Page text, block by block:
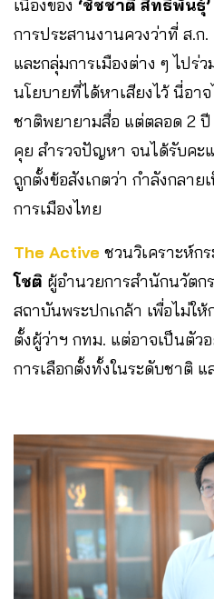
เนื่องของ ‘ชัชชาติ สิทธิพันธุ์’
การประสานงานควงว่าที่ ส.ก
และกลุ่มการเมืองต่าง ๆ ไปร่
นโยบายที่ได้หาเสียงไว้ นี่อา
ชาติพยายามสื่อ แต่ตลอด 2
คุย สำรวจปัญหา จนได้รับคะ
ถูกตั้งข้อสังเกตว่า กำลังกลา
การเมืองไทย
The Active ชวนวิเคราะห์ก
โชติ ผู้อำนวยการสำนักนวัตก
สถาบันพระปกเกล้า เพื่อไม่ให้
ตั้งผู้ว่าฯ กทม. แต่อาจเป็นตัว
การเลือกตั้งทั้งในระดับชาติ